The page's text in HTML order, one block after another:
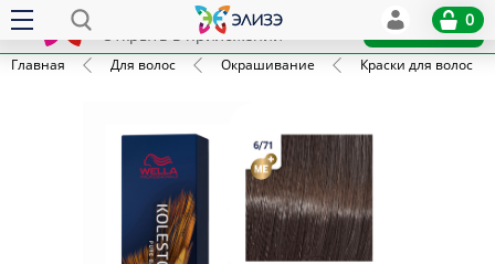
x
Открыть в приложении
Установить
0
Главная Для волос Окрашивание Краски для волос